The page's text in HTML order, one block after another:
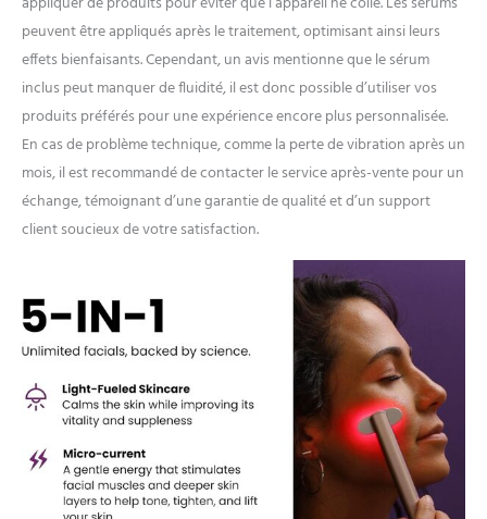
peuvent être appliqués après le traitement, optimisant ainsi leurs
effets bienfaisants. Cependant, un avis mentionne que le sérum
inclus peut manquer de fluidité, il est donc possible d’utiliser vos
produits préférés pour une expérience encore plus personnalisée.
En cas de problème technique, comme la perte de vibration après un
mois, il est recommandé de contacter le service après-vente pour un
échange, témoignant d’une garantie de qualité et d’un support
client soucieux de votre satisfaction.